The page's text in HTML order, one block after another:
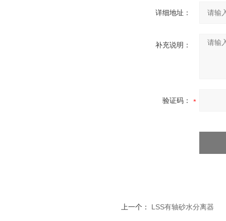
详细地址：
补充说明：
验证码：
上一个： LSS有轴砂水分离器